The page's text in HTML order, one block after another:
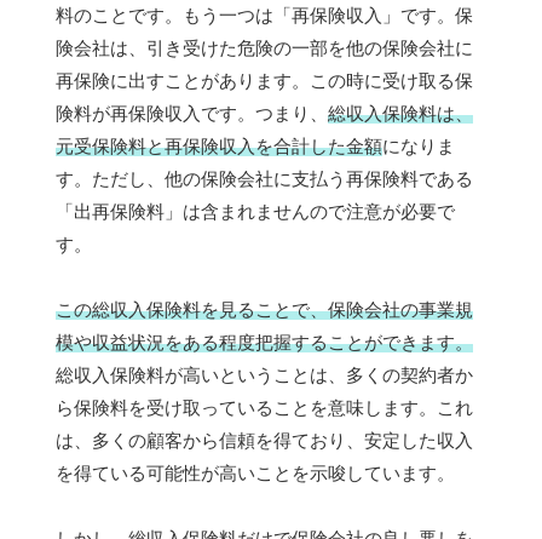
料のことです。もう一つは「再保険収入」です。保
険会社は、引き受けた危険の一部を他の保険会社に
再保険に出すことがあります。この時に受け取る保
険料が再保険収入です。つまり、 総収入保険料は、
元受保険料と再保険収入を合計した金額になりま
す。ただし、他の保険会社に支払う再保険料である
「出再保険料」は含まれませんので注意が必要で
す。
この総収入保険料を見ることで、保険会社の事業規
模や収益状況をある程度把握することができます。
総収入保険料が高いということは、多くの契約者か
ら保険料を受け取っていることを意味します。これ
は、多くの顧客から信頼を得ており、安定した収入
を得ている可能性が高いことを示唆しています。